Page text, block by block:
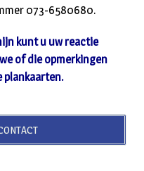
073-6580680.
kunt u uw reactie
of die opmerkingen
plankaarten.